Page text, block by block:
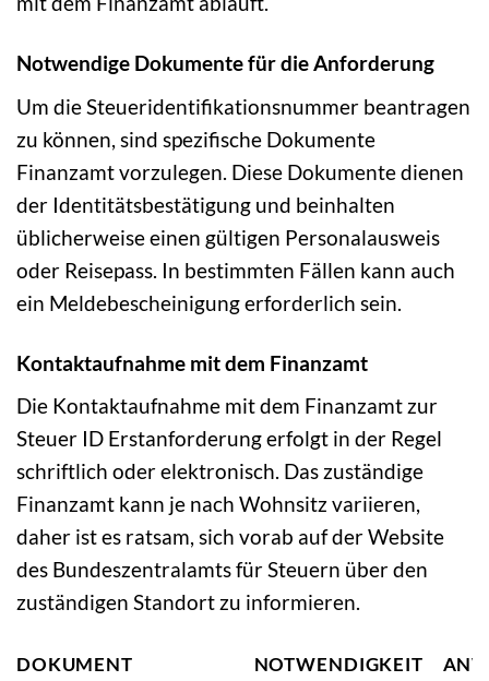
Notwendige Dokumente für die Anforderung
Um die Steueridentifikationsnummer beantragen
zu können, sind spezifische Dokumente
Finanzamt vorzulegen. Diese Dokumente dienen
der Identitätsbestätigung und beinhalten
üblicherweise einen gültigen Personalausweis
oder Reisepass. In bestimmten Fällen kann auch
ein Meldebescheinigung erforderlich sein.
Kontaktaufnahme mit dem Finanzamt
Die Kontaktaufnahme mit dem Finanzamt zur
Steuer ID Erstanforderung erfolgt in der Regel
schriftlich oder elektronisch. Das zuständige
Finanzamt kann je nach Wohnsitz variieren,
daher ist es ratsam, sich vorab auf der Website
des Bundeszentralamts für Steuern über den
zuständigen Standort zu informieren.
DOKUMENT NOTWENDIGKEIT